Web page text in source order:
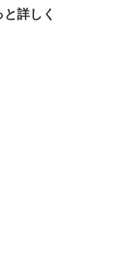
詳しく